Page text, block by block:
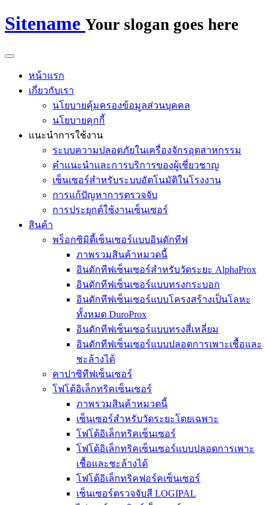
Sitename Your slogan goes here
หน้าแรก
เกี่ยวกับเรา
นโยบายคุ้มครองข้อมูลส่วนบุคคล
นโยบายคุกกี้
แนะนำการใช้งาน
ระบบความปลอดภัยในเครื่องจักรอุตสาหกรรม
คำแนะนำและการบริการของผู้เชี่ยวชาญ
เซ็นเซอร์สำหรับระบบอัตโนมัติในโรงงาน
การแก้ปัญหาการตรวจจับ
การประยุกต์ใช้งานเซ็นเซอร์
สินค้า
พร็อกซิมิตี้เซ็นเซอร์แบบอินดักทีฟ
ภาพรวมสินค้าหมวดนี้
อินดักทีฟเซ็นเซอร์สำหรับวัดระยะ AlphaProx
อินดักทีฟเซ็นเซอร์แบบทรงกระบอก
อินดักทีฟเซ็นเซอร์แบบโครงสร้างเป็นโลหะ
ทั้งหมด DuroProx
อินดักทีฟเซ็นเซอร์แบบทรงสี่เหลี่ยม
อินดักทีฟเซ็นเซอร์แบบปลอดการเพาะเชื้อและ
ชะล้างได้
คาปาซิทีฟเซ็นเซอร์
โฟโต้อิเล็กทริคเซ็นเซอร์
ภาพรวมสินค้าหมวดนี้
เซ็นเซอร์สำหรับวัดระยะโดยเฉพาะ
โฟโต้อิเล็กทริคเซ็นเซอร์
โฟโต้อิเล็กทริคเซ็นเซอร์แบบปลอดการเพาะ
เชื้อและชะล้างได้
โฟโต้อิเล็กทริคฟอร์คเซ็นเซอร์
เซ็นเซอร์ตรวจจับสี LOGIPAL